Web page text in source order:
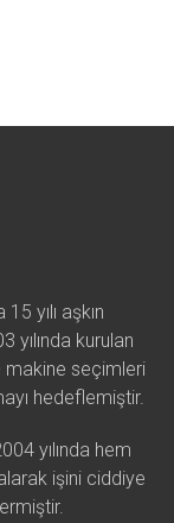
yılı aşkın
yılında kurulan
makine seçimleri
hedeflemiştir.
yılında hem
işini ciddiye